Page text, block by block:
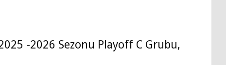
-2026 Sezonu Playoff C Grubu,